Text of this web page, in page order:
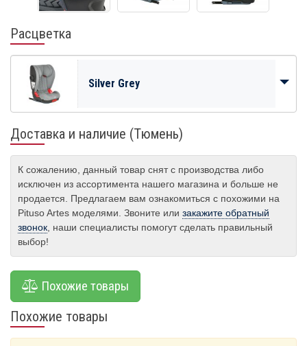
Расцветка
Silver Grey
Доставка и наличие (Тюмень)
К сожалению, данный товар снят с производства либо
исключен из ассортимента нашего магазина и больше не
продается. Предлагаем вам ознакомиться с похожими на
Pituso Artes моделями. Звоните или закажите обратный
звонок, наши специалисты помогут сделать правильный
выбор!
Похожие товары
Похожие товары